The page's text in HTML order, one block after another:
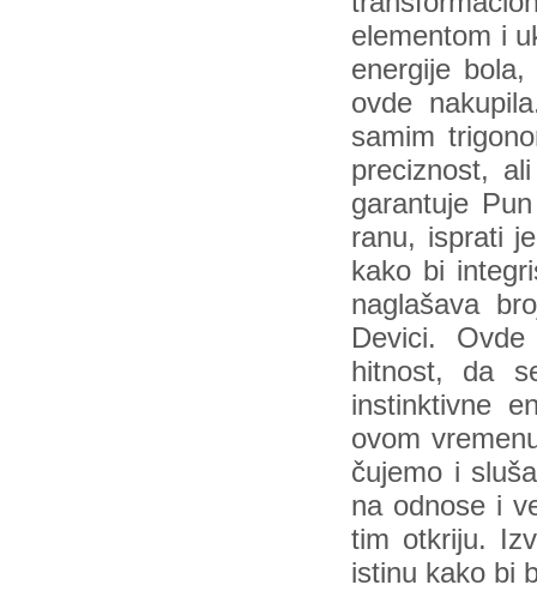
elementom i
energije
ovde
samim
preciznost,
garantuje
ranu, isprati
kako bi
naglašava
Devici.
hitnost, da
instinktivne
ovom
čujemo i
na odnose i
tim otkriju.
istinu kako bi